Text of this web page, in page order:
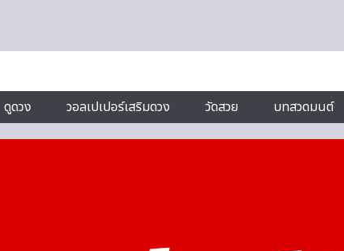
ดูดวง วอลเปเปอร์เสริมดวง วัดสวย บทสวดมนต์